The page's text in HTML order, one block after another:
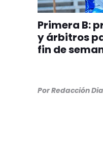
Primera B:
y árbitros
fin de
PorRedacción